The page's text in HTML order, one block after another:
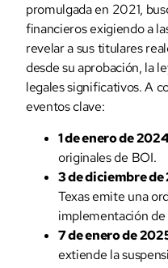
promulgada en 2021,
financieros exigiendo a
revelar a sus titulares
desde su aprobación, la
legales significativos. A
eventos clave:
1 de enero de
originales de BOI.
3 de diciembre de
Texas emite una
implementación de
7 de enero de
extiende la